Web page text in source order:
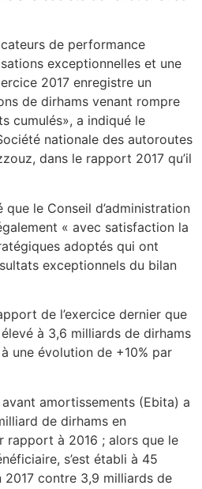
de performance
exceptionnelles et une
2017 enregistre un
de dirhams venant rompre
cumulés», a indiqué le
nationale des autoroutes
dans le rapport 2017 qu’il
le Conseil d’administration
« avec satisfaction la
adoptés qui ont
exceptionnels du bilan
de l’exercice dernier que
élevé à 3,6 milliards de dirhams
une évolution de +10% par
amortissements (Ebita) a
de dirhams en
rapport à 2016 ; alors que le
s’est établi à 45
contre 3,9 milliards de